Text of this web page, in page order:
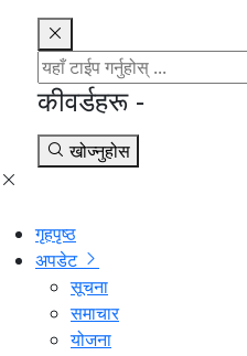
कीवर्डहरू -
खोज्नुहोस
गृहपृष्ठ
अपडेट
सूचना
समाचार
योजना